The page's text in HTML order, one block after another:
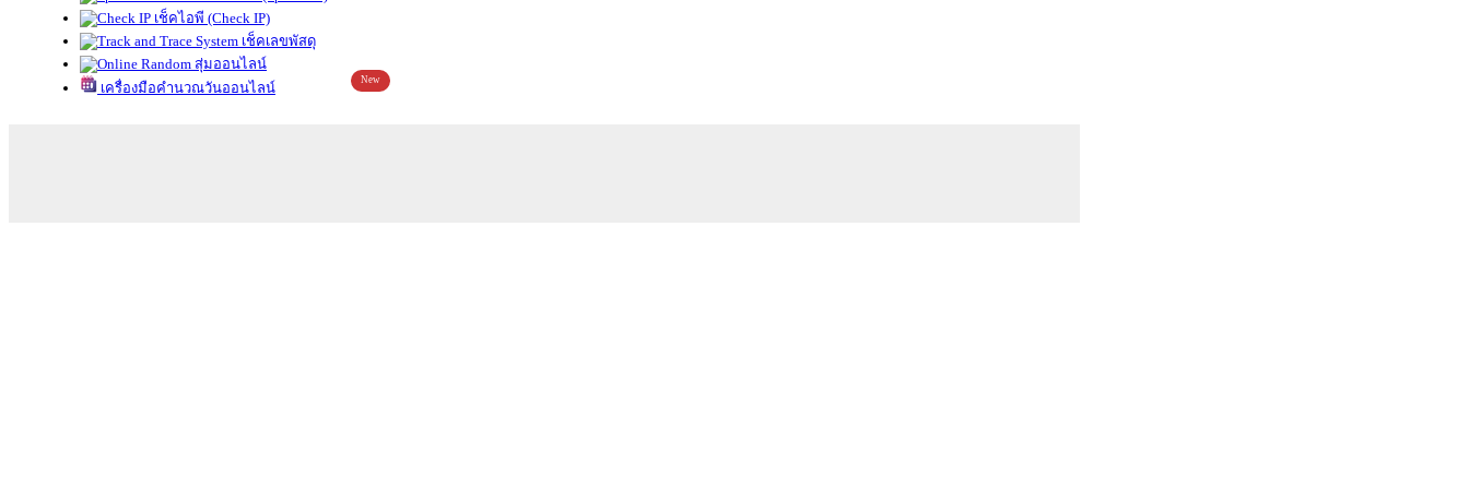
เช็คไอพี (Check IP)
เช็คเลขพัสดุ
สุ่มออนไลน์
เครื่องมือคำนวณวันออนไลน์
New